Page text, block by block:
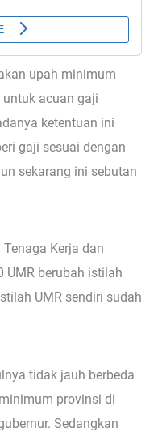
upah minimum
acuan gaji
ketentuan ini
gaji sesuai dengan
sekarang ini sebutan
Kerja dan
UMR berubah istilah
UMR sendiri sudah
tidak jauh berbeda
provinsi di
Sedangkan